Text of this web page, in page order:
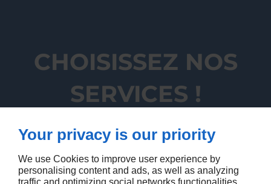
CHOISISSEZ NOS
SERVICES !
CONTACTEZ-NOUS
Your privacy is our priority
We use Cookies to improve user experience by
personalising content and ads, as well as analyzing
traffic and optimizing social networks functionalities.